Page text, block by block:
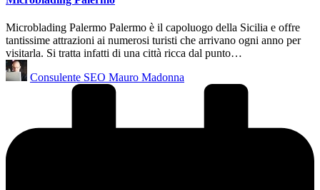
Microblading Palermo Palermo è il capoluogo della Sicilia e offre
tantissime attrazioni ai numerosi turisti che arrivano ogni anno per
visitarla. Si tratta infatti di una città ricca dal punto…
Posted
by
Consulente SEO Mauro Madonna